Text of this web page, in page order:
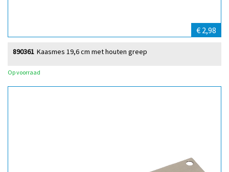
€ 2,98
Kaasmes 19,6 cm met houten greep
890361
Op voorraad